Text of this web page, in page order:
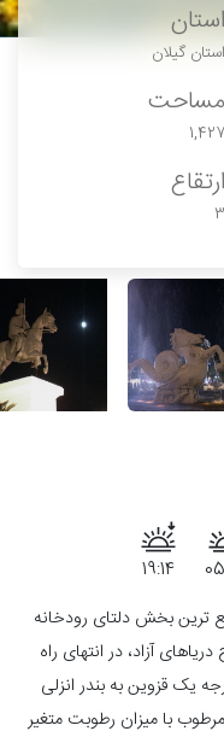
استان
استان گیلان
مساحت
1,427
ارتقاع
3
19:14
ترین بخش دلتای رودخانه
آزاد، در انتهای راه
یک قزوین به بندر انزلی
با میزان رطوبت متغیر